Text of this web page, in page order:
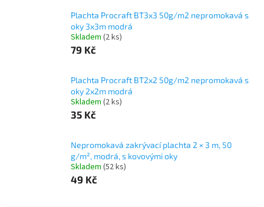
Plachta Procraft BT3x3 50g/m2 nepromokavá s
oky 3x3m modrá
Skladem (2 ks)
79 Kč
Plachta Procraft BT2x2 50g/m2 nepromokavá s
oky 2x2m modrá
Skladem (2 ks)
35 Kč
Nepromokavá zakrývací plachta 2 × 3 m, 50
g/m², modrá, s kovovými oky
Skladem (52 ks)
49 Kč